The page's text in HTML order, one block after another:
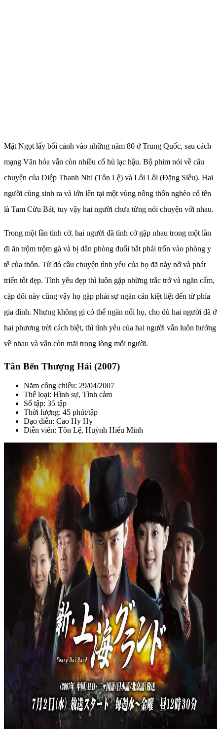
Mật Ngọt lấy bối cảnh vào những năm 80 ở Trung Quốc, sau cách
mạng Văn hóa vẫn còn nhiều cổ hủ lạc hậu. Bộ phim nói về câu
chuyện của Diệp Thanh Nhi (Tôn Lệ) và Lôi Lôi (Đặng Siêu). Hai
người cùng sinh ra và lớn lên tại một vùng nông thôn nghèo có tên
là Tam Cửu Bát, tuy vậy hai người chưa từng nói chuyện với nhau.
Trong một lần tình cờ, hai người đã tình cờ gặp nhau trong một lần
đi ăn trộm trộm gà và bị dân phòng đuổi bắt phải trốn vào phòng y
tế của thôn. Từ đó câu chuyện tình yêu của họ đã nảy nở và phát
triển tốt đẹp. Tình yêu đẹp thì luôn gặp những trắc trở và ngăn cấm,
cặp đôi này cũng vậy họ gặp phải sự ngăn cản kiệt liệt đến từ phía
gia đình. Nhưng không gì có thể ngăn nổi họ, cho dù hai người đã ở
hai phương trời cách biệt, thì tình yêu của hai người vẫn luôn hướng
về nhau và vẫn còn mãi trong lòng mỗi người.
Tân Bến Thượng Hải (2007)
Năm công chiếu: 29/04/2007
Thể loại: Hình sự, Tình cảm
Số tập: 35 tập
Thời lượng: 45 phút/tập
Đạo diễn: Cao Hy Hy
Diễn viên: Tôn Lệ, Huỳnh Hiểu Minh